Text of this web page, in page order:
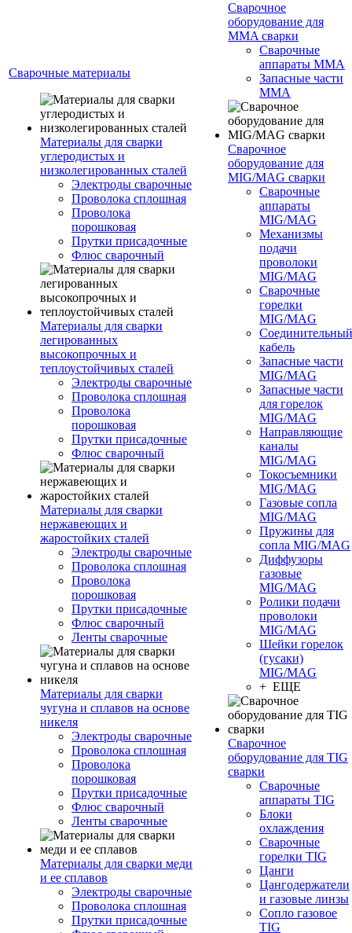
Сварочные материалы
Материалы для сварки
углеродистых и
низколегированных сталей
Электроды сварочные
Проволока сплошная
Проволока
порошковая
Прутки присадочные
Флюс сварочный
Материалы для сварки
легированных
высокопрочных и
теплоустойчивых сталей
Электроды сварочные
Проволока сплошная
Проволока
порошковая
Прутки присадочные
Флюс сварочный
Материалы для сварки
нержавеющих и
жаростойких сталей
Электроды сварочные
Проволока сплошная
Проволока
порошковая
Прутки присадочные
Флюс сварочный
Ленты сварочные
Материалы для сварки
чугуна и сплавов на основе
никеля
Электроды сварочные
Проволока сплошная
Проволока
порошковая
Прутки присадочные
Флюс сварочный
Ленты сварочные
Материалы для сварки меди
и ее сплавов
Электроды сварочные
Проволока сплошная
Прутки присадочные
Сварочное
оборудование для
MMA сварки
Сварочные
аппараты MMA
Запасные части
MMA
Сварочное
оборудование для
MIG/MAG сварки
Сварочные
аппараты
MIG/MAG
Механизмы
подачи
проволоки
MIG/MAG
Сварочные
горелки
MIG/MAG
Соединительный
кабель
Запасные части
MIG/MAG
Запасные части
для горелок
MIG/MAG
Направляющие
каналы
MIG/MAG
Токосъемники
MIG/MAG
Газовые сопла
MIG/MAG
Пружины для
сопла MIG/MAG
Диффузоры
газовые
MIG/MAG
Ролики подачи
проволоки
MIG/MAG
Шейки горелок
(гусаки)
MIG/MAG
+ ЕЩЕ
Сварочное
оборудование для TIG
сварки
Сварочные
аппараты TIG
Блоки
охлаждения
Сварочные
горелки TIG
Цанги
Цангодержатели
и газовые линзы
Сопло газовое
TIG